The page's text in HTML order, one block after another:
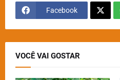
Facebook
VOCÊ VAI GOSTAR